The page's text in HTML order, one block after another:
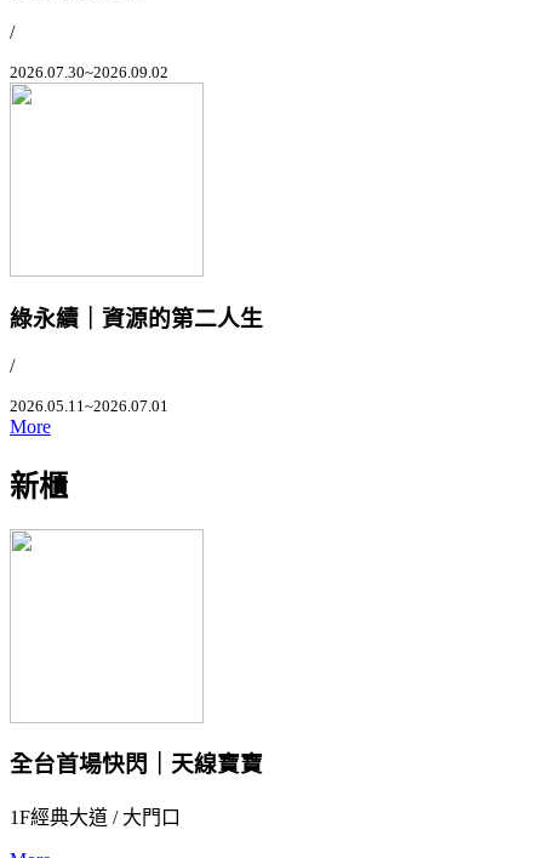
/
2026.07.30~2026.09.02
綠永續｜資源的第二人生
/
2026.05.11~2026.07.01
More
新櫃
全台首場快閃｜天線寶寶
1F經典大道 / 大門口